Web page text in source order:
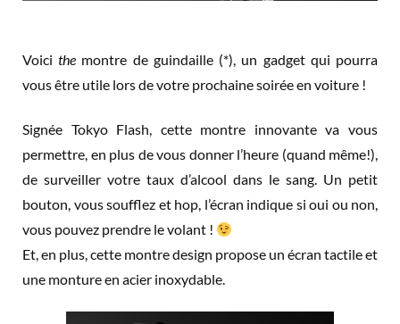
Voicithe montre de guindaille (*), un gadget qui pourra
vous être utile lors de votre prochaine soirée en voiture !
Signée Tokyo Flash, cette montre innovante va vous
permettre, en plus de vous donner l’heure (quand même!),
de surveiller votre taux d’alcool dans le sang. Un petit
bouton, vous soufflez et hop, l’écran indique si oui ou non,
vous pouvez prendre le volant !
Et, en plus, cette montre design propose un écran tactile et
une monture en acier inoxydable.